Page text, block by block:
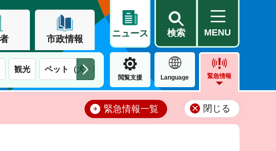
市政情報
ニュース 検索 MENU
観光 ペット（犬・猫） 住民票・戸籍 公営住宅
閲覧支援 Language 緊急情報
緊急情報一覧 閉じる